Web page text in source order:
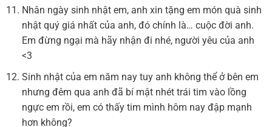
Nhân ngày sinh nhật em, anh xin tặng em món quà sinh
nhật quý giá nhất của anh, đó chính là… cuộc đời anh.
Em đừng ngại mà hãy nhận đi nhé, người yêu của anh
<3
Sinh nhật của em năm nay tuy anh không thể ở bên em
nhưng đêm qua anh đã bí mật nhét trái tim vào lồng
ngực em rồi, em có thấy tim mình hôm nay đập mạnh
hơn không?